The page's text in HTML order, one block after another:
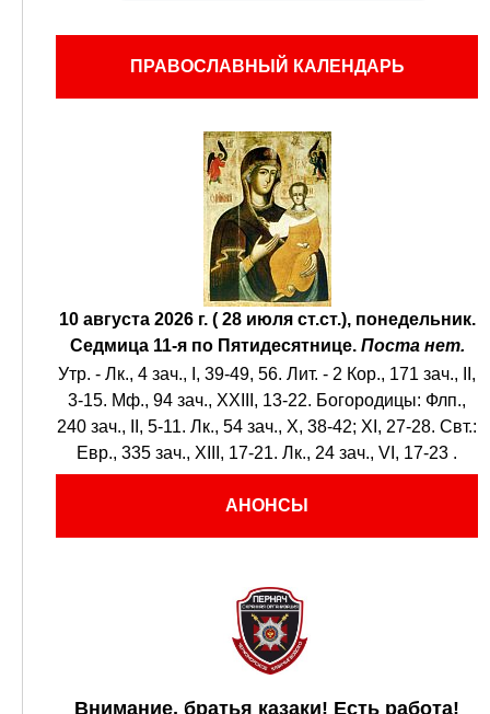
ПРАВОСЛАВНЫЙ КАЛЕНДАРЬ
10 августа 2026 г. ( 28 июля ст.ст.), понедельник.
Седмица 11-я по Пятидесятнице. Поста нет.
Утр. - Лк., 4 зач., I, 39-49, 56. Лит. - 2 Кор., 171 зач., II,
3-15. Мф., 94 зач., XXIII, 13-22. Богородицы: Флп.,
240 зач., II, 5-11. Лк., 54 зач., X, 38-42; XI, 27-28. Свт.:
Евр., 335 зач., XIII, 17-21. Лк., 24 зач., VI, 17-23 .
АНОНСЫ
Внимание, братья казаки! Есть работа!